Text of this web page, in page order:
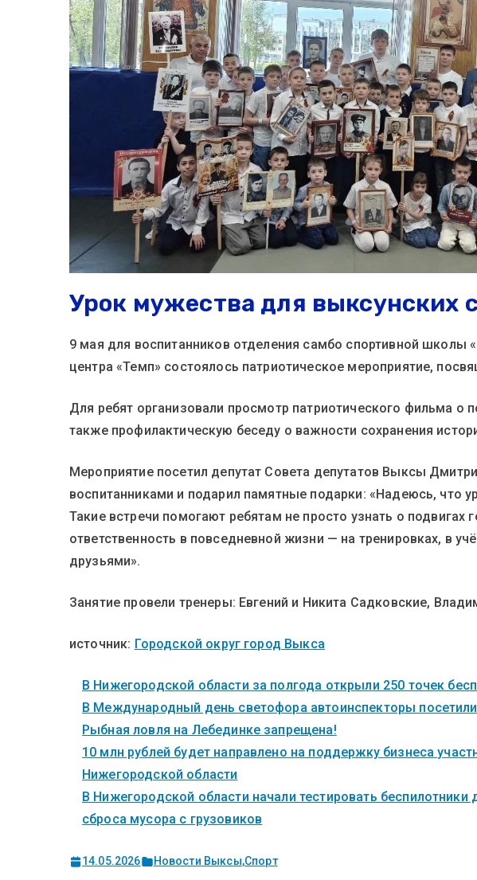
Урок мужества для выксунских
9 мая для воспитанников отделения самбо спортивной школы
центра «Темп» состоялось патриотическое мероприятие,
Для ребят организовали просмотр патриотического фильма о
также профилактическую беседу о важности сохранения
Мероприятие посетил депутат Совета депутатов Выксы
воспитанниками и подарил памятные подарки: «Надеюсь, что
Такие встречи помогают ребятам не просто узнать о подвигах
ответственность в повседневной жизни — на тренировках, в
друзьями».
Занятие провели тренеры: Евгений и Никита Садковские,
источник: Городской округ город Выкса
В Нижегородской области за полгода открыли 250 точек
В Международный день светофора автоинспекторы
Рыбная ловля на Лебединке запрещена!
10 млн рублей будет направлено на поддержку бизнеса
Нижегородской области
В Нижегородской области начали тестировать беспилотники
сброса мусора с грузовиков
14.05.2026 Новости Выксы,Спорт